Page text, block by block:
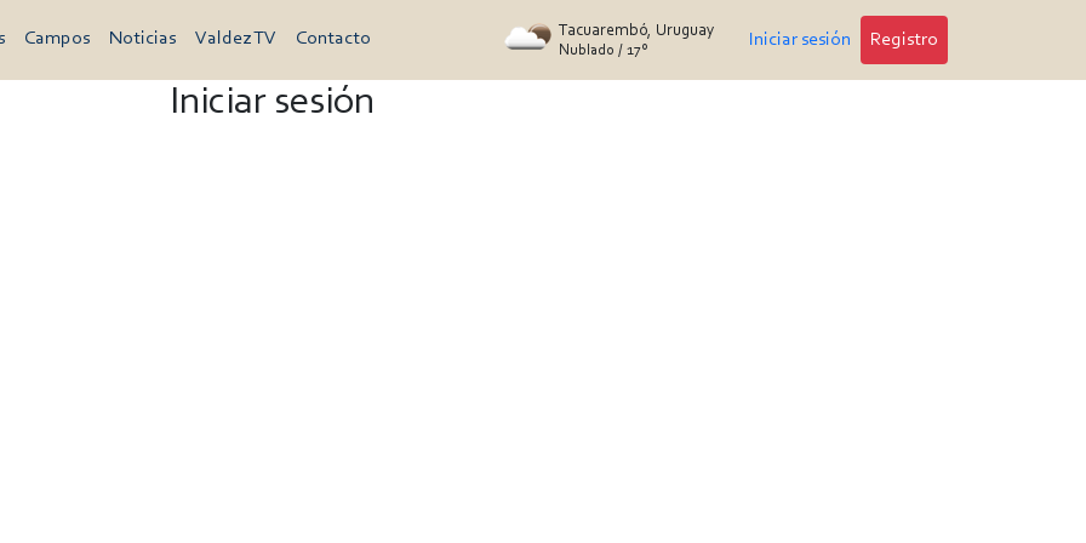
Campos Noticias Valdez TV Contacto Tacuarembó, Uruguay
Nublado / 17° Iniciar sesión Registro
Iniciar sesión